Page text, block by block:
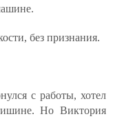
без признания.
с работы, хотел
Но Виктория